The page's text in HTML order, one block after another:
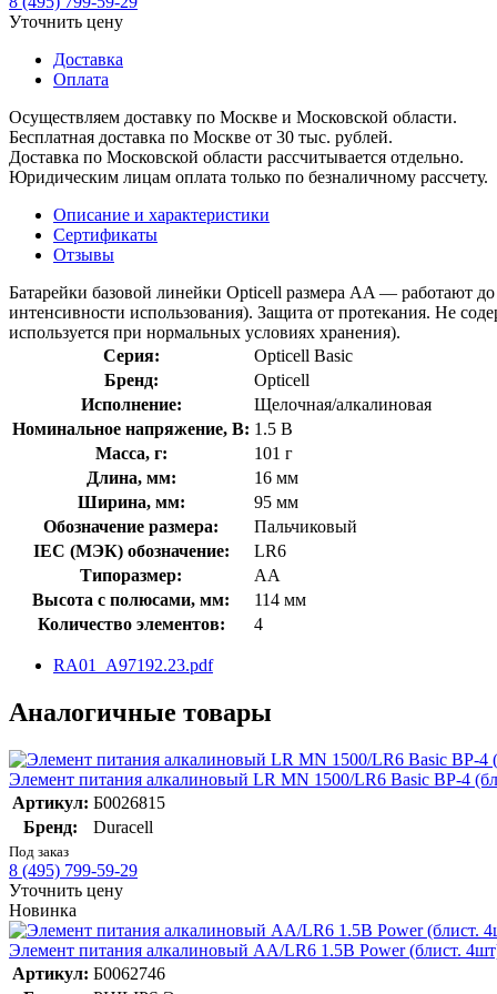
Уточнить цену
Доставка
Оплата
Осуществляем доставку по Москве и Московской области.
Бесплатная доставка по Москве от 30 тыс. рублей.
Доставка по Московской области рассчитывается отдельно.
Юридическим лицам оплата только по безналичному рассчету.
Описание и характеристики
Сертификаты
Отзывы
Батарейки базовой линейки Opticell размера AA — работают
интенсивности использования). Защита от протекания. Не
используется при нормальных условиях хранения).
Серия:
Opticell Basic
Бренд:
Opticell
Исполнение:
Щелочная/алкалиновая
Номинальное напряжение, В: 1.5 В
Масса, г:
101 г
Длина, мм:
16 мм
Ширина, мм:
95 мм
Обозначение размера:
Пальчиковый
IEC (МЭК) обозначение:
LR6
Типоразмер:
AA
Высота с полюсами, мм:
114 мм
Количество элементов:
4
RA01_A97192.23.pdf
Аналогичные товары
Элемент питания алкалиновый LR MN 1500/LR6 Basic BP-4
Артикул: Б0026815
Бренд:
Duracell
Под заказ
8 (495) 799-59-29
Уточнить цену
Новинка
Элемент питания алкалиновый AA/LR6 1.5В Power (блист.
Артикул: Б0062746